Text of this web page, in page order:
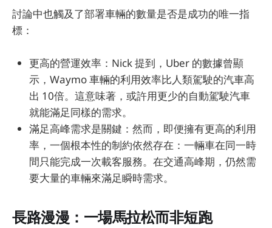
討論中也觸及了部署車輛的數量是否是成功的唯一指
標：
更高的營運效率：Nick 提到，Uber 的數據曾顯
示，Waymo 車輛的利用效率比人類駕駛的汽車高
出 10倍。這意味著，或許用更少的自動駕駛汽車
就能滿足同樣的需求。
滿足高峰需求是關鍵：然而，即便擁有更高的利用
率，一個根本性的制約依然存在：一輛車在同一時
間只能完成一次載客服務。在交通高峰期，仍然需
要大量的車輛來滿足瞬時需求。
長路漫漫：一場馬拉松而非短跑